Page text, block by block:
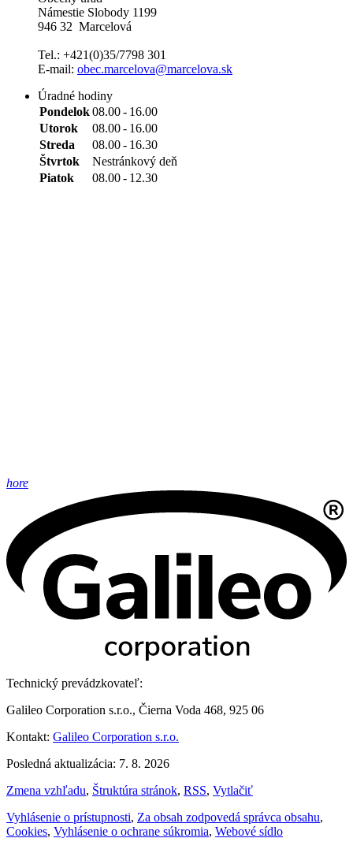
Námestie Slobody 1199
946 32 Marcelová
Tel.: +421(0)35/7798 301
E-mail: obec.marcelova@marcelova.sk
Úradné hodiny
Pondelok08.00- 16.00
Utorok
08.00- 16.00
Streda
08.00- 16.30
Štvrtok
Nestránkový deň
Piatok
08.00- 12.30
hore
Technický prevádzkovateľ:
Galileo Corporation s.r.o., Čierna Voda 468, 925 06
Kontakt: Galileo Corporation s.r.o.
Posledná aktualizácia: 7. 8. 2026
Zmena vzhľadu, Štruktúra stránok, RSS, Vytlačiť
Vyhlásenie o prístupnosti, Za obsah zodpovedá správca obsahu,
Cookies, Vyhlásenie o ochrane súkromia, Webové sídlo